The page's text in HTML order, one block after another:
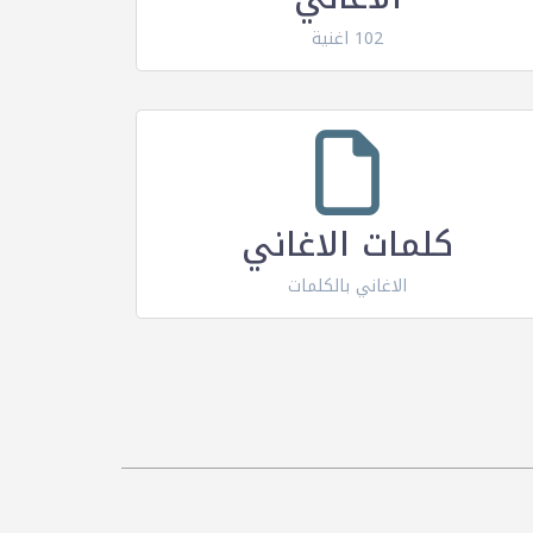
102 اغنية
كلمات الاغاني
الاغاني بالكلمات